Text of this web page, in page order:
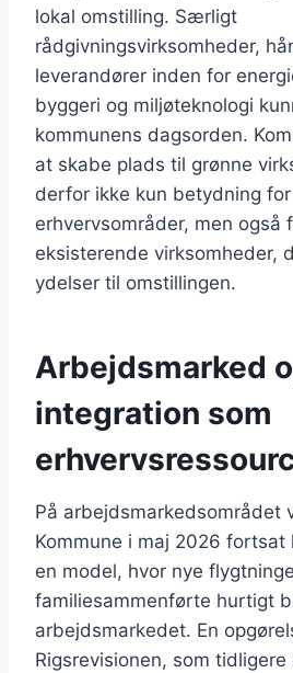
lokal omstilling. Særligt
rådgivningsvirksomheder,
leverandører inden for
byggeri og miljøteknologi
kommunens dagsorden.
at skabe plads til grønne
derfor ikke kun betydning
erhvervsområder, men også
eksisterende virksomheder,
ydelser til omstillingen.
Arbejdsmarked
integration som
På arbejdsmarkedsområdet
Kommune i maj 2026 fortsat
en model, hvor nye
familiesammenførte hurtigt
arbejdsmarkedet. En
Rigsrevisionen, som